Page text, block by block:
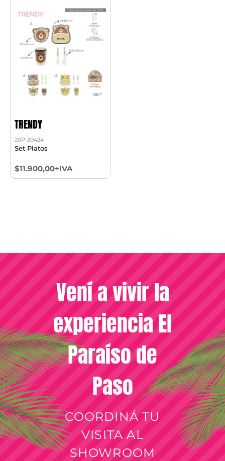
TRENDY
20P-30424
Set Platos
$11.900,00+IVA
Vení a vivir la
experiencia El
Paraíso de
Paso
COORDINÁ TU
VISITA AL
SHOWROOM